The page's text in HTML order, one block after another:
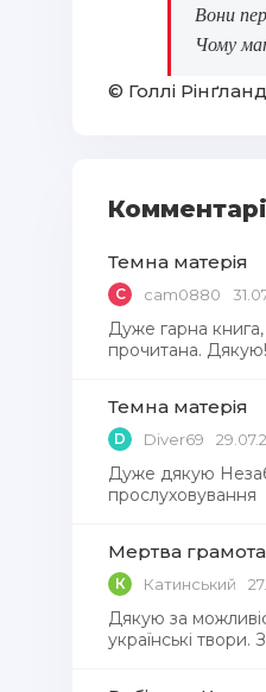
Вони
Чому
Комментарі
Темна матерія
C cam0880
Дуже гарна
прочитана. Дякую!
Темна матерія
D Diver69
Дуже дякую
прослуховування
Мертва грамота
К Катинський
Дякую за
українські